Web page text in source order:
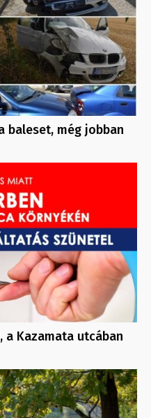
baleset, még jobban
Kazamata utcában